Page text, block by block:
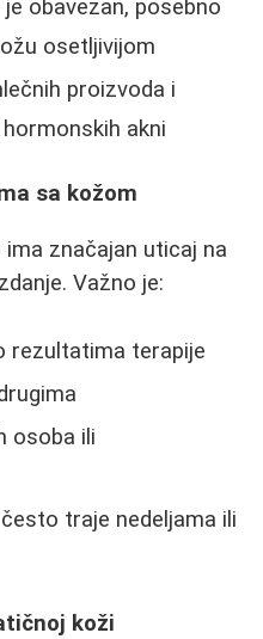
je obavezan, posebno
osetljivijom
proizvoda i
akni
sa kožom
značajan uticaj na
Važno je:
rezultatima terapije
osoba ili
traje nedeljama ili
koži